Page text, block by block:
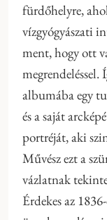
fürdőhelyre,
vízgyógyászati
ment, hogy ott
albumába egy
és a saját
portréját, aki
Művész ezt a
vázlatnak
Érdekes az